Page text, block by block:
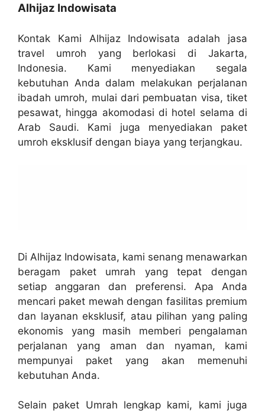
Alhijaz Indowisata
Kontak Kami Alhijaz Indowisata adalah jasa
travel umroh yang berlokasi di Jakarta,
Indonesia. Kami menyediakan segala
kebutuhan Anda dalam melakukan perjalanan
ibadah umroh, mulai dari pembuatan visa, tiket
pesawat, hingga akomodasi di hotel selama di
Arab Saudi. Kami juga menyediakan paket
umroh eksklusif dengan biaya yang terjangkau.
Di Alhijaz Indowisata, kami senang menawarkan
beragam paket umrah yang tepat dengan
setiap anggaran dan preferensi. Apa Anda
mencari paket mewah dengan fasilitas premium
dan layanan eksklusif, atau pilihan yang paling
ekonomis yang masih memberi pengalaman
perjalanan yang aman dan nyaman, kami
mempunyai paket yang akan memenuhi
kebutuhan Anda.
Selain paket Umrah lengkap kami, kami juga